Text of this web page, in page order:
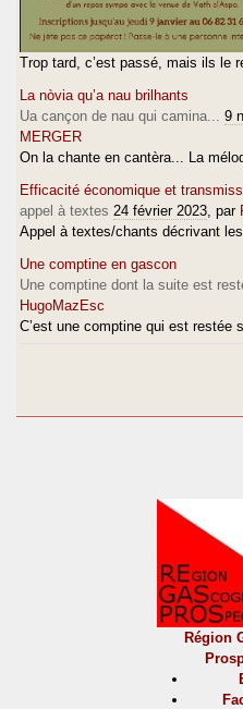
Trop tard, c’est passé, mais ils le
La nòvia qu’a nau brilhants
Ua cançon de nau qui camina...
9
MERGER
On la chante en cantèra... La
Efficacité économique et
appel à textes 24 février 2023 , par
Appel à textes/chants décrivant
Une comptine en gascon
Une comptine dont la suite est
HugoMazEsc
C’est une comptine qui est
Région